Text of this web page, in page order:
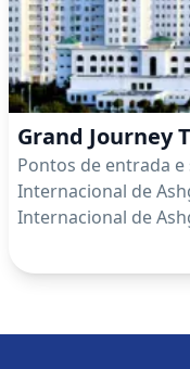
Grand Journey
Pontos de entrada
Internacional de
Internacional de
Internacional de
Ashgabat – Kow